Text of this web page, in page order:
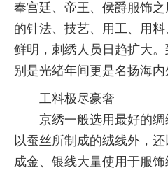
奉宫廷、帝王、侯爵服饰
的针法、技艺、用工、用
鲜明，刺绣人员日趋扩大
别是光绪年间更是名扬海内
工料极尽豪奢
京绣一般选用最好的绸
以蚕丝所制成的绒线外，
成金、银线大量使用于服